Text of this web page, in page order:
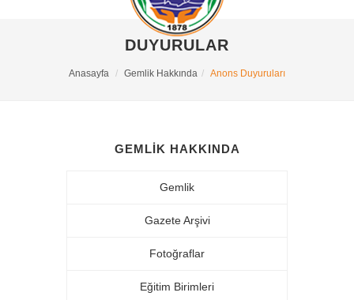
DUYURULAR
Anasayfa Gemlik Hakkında Anons Duyuruları
GEMLIK HAKKINDA
Gemlik
Gazete Arşivi
Fotoğraflar
Eğitim Birimleri